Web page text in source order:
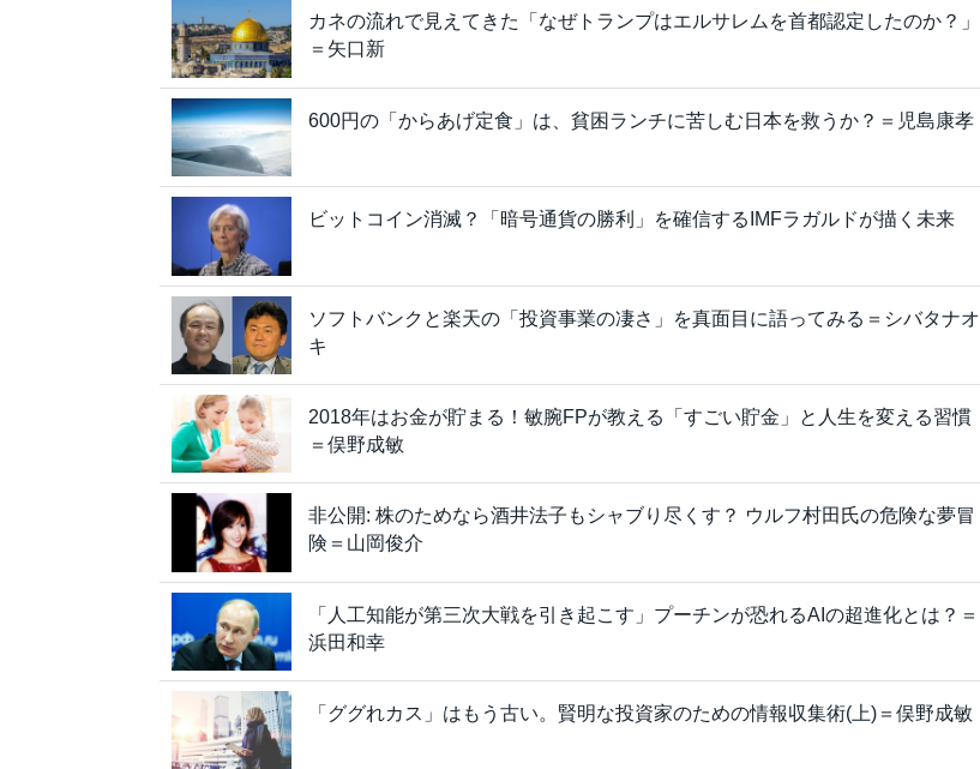
カネの流れで見えてきた「なぜトランプはエルサレムを首都認定したのか？」
＝矢口新
600円の「からあげ定食」は、貧困ランチに苦しむ日本を救うか？＝児島康孝
ビットコイン消滅？「暗号通貨の勝利」を確信するIMFラガルドが描く未来
ソフトバンクと楽天の「投資事業の凄さ」を真面目に語ってみる＝シバタナオ
キ
2018年はお金が貯まる！敏腕FPが教える「すごい貯金」と人生を変える習慣
＝俣野成敏
非公開: 株のためなら酒井法子もシャブり尽くす？ ウルフ村田氏の危険な夢冒
険＝山岡俊介
「人工知能が第三次大戦を引き起こす」プーチンが恐れるAIの超進化とは？＝
浜田和幸
「ググれカス」はもう古い。賢明な投資家のための情報収集術(上)＝俣野成敏